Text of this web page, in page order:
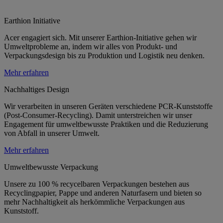
Earthion Initiative
Acer engagiert sich. Mit unserer Earthion-Initiative gehen wir
Umweltprobleme an, indem wir alles von Produkt- und
Verpackungsdesign bis zu Produktion und Logistik neu denken.
Mehr erfahren
Nachhaltiges Design
Wir verarbeiten in unseren Geräten verschiedene PCR-Kunststoffe
(Post-Consumer-Recycling). Damit unterstreichen wir unser
Engagement für umweltbewusste Praktiken und die Reduzierung
von Abfall in unserer Umwelt.
Mehr erfahren
Umweltbewusste Verpackung
Unsere zu 100 % recycelbaren Verpackungen bestehen aus
Recyclingpapier, Pappe und anderen Naturfasern und bieten so
mehr Nachhaltigkeit als herkömmliche Verpackungen aus
Kunststoff.